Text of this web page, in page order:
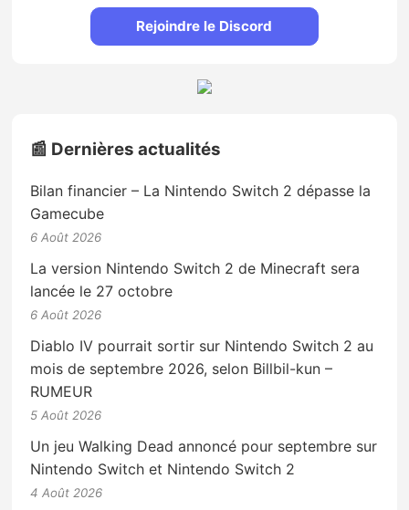
Rejoindre le Discord
📰 Dernières actualités
Bilan financier – La Nintendo Switch 2 dépasse la
Gamecube
6 Août 2026
La version Nintendo Switch 2 de Minecraft sera
lancée le 27 octobre
6 Août 2026
Diablo IV pourrait sortir sur Nintendo Switch 2 au
mois de septembre 2026, selon Billbil-kun –
RUMEUR
5 Août 2026
Un jeu Walking Dead annoncé pour septembre sur
Nintendo Switch et Nintendo Switch 2
4 Août 2026